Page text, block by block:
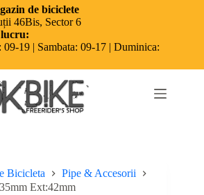
de biciclete
46Bis, Sector 6
19 | Sambata: 09-17 | Duminica:
Bicicleta
Pipe & Accesorii
Ext:42mm